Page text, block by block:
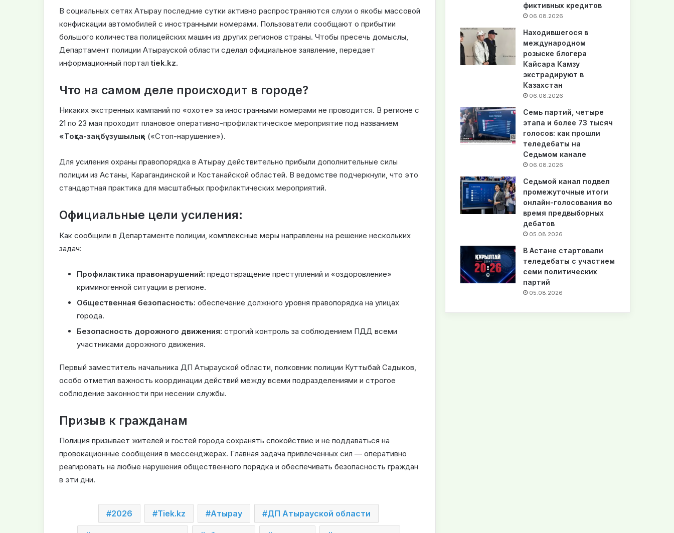
В социальных сетях Атырау последние сутки активно распространяются слухи о якобы массовой
конфискации автомобилей с иностранными номерами. Пользователи сообщают о прибытии
большого количества полицейских машин из других регионов страны. Чтобы пресечь домыслы,
Департамент полиции Атырауской области сделал официальное заявление, передает
информационный порталtiek.kz.
Что на самом деле происходит в городе?
Никаких экстренных кампаний по «охоте» за иностранными номерами не проводится. В регионе с
21 по 23 мая проходит плановое оперативно-профилактическое мероприятие под названием
«Тоқта-заңбұзушылық» («Стоп-нарушение»).
Для усиления охраны правопорядка в Атырау действительно прибыли дополнительные силы
полиции из Астаны, Карагандинской и Костанайской областей. В ведомстве подчеркнули, что это
стандартная практика для масштабных профилактических мероприятий.
Официальные цели усиления:
Как сообщили в Департаменте полиции, комплексные меры направлены на решение нескольких
задач:
Профилактика правонарушений: предотвращение преступлений и «оздоровление»
криминогенной ситуации в регионе.
Общественная безопасность: обеспечение должного уровня правопорядка на улицах
города.
Безопасность дорожного движения: строгий контроль за соблюдением ПДД всеми
участниками дорожного движения.
Первый заместитель начальника ДП Атырауской области, полковник полиции Куттыбай Садыков,
особо отметил важность координации действий между всеми подразделениями и строгое
соблюдение законности при несении службы.
Призыв к гражданам
Полиция призывает жителей и гостей города сохранять спокойствие и не поддаваться на
провокационные сообщения в мессенджерах. Главная задача привлеченных сил — оперативно
реагировать на любые нарушения общественного порядка и обеспечивать безопасность граждан
в эти дни.
2026 Tiek.kz Атырау ДП Атырауской области
фиктивных кредитов
06.08.2026
Находившегося в
международном
розыске блогера
Кайсара Камзу
экстрадируют в
Казахстан
06.08.2026
Семь партий, четыре
этапа и более 73 тысяч
голосов: как прошли
теледебаты на
Седьмом канале
06.08.2026
Седьмой канал подвел
промежуточные итоги
онлайн-голосования во
время предвыборных
дебатов
05.08.2026
В Астане стартовали
теледебаты с участием
семи политических
партий
05.08.2026